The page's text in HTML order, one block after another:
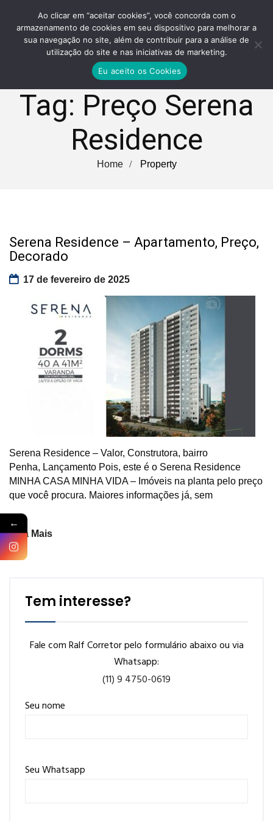
Tag: Preço Serena
Residence
Home Property
Serena Residence – Apartamento, Preço,
Decorado
17 de fevereiro de 2025
Serena Residence – Valor, Construtora, bairro
Penha, Lançamento Pois, este é o Serena Residence
MINHA CASA MINHA VIDA – Imóveis na planta pelo preço
que você procura. Maiores informações já, sem
Veja Mais
Tem interesse?
Fale com Ralf Corretor pelo formulário abaixo ou via
Whatsapp:
(11) 9 4750-0619
Seu nome
Seu Whatsapp
←
Ao clicar em “aceitar cookies”, você concorda com o
armazenamento de cookies em seu dispositivo para melhorar a
sua navegação no site, além de contribuir para a análise de
utilização do site e nas iniciativas de marketing.
Eu aceito os Cookies